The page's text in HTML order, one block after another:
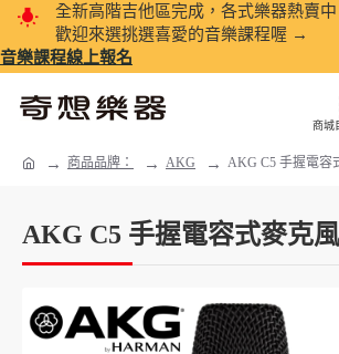
全新高階吉他區完成，各式樂器熱賣
歡迎來選挑選喜愛的音樂課程喔 →
音樂課程線上報名
商品品牌： AKG AKG C5 手握電容
AKG C5 手握電容式麥克風